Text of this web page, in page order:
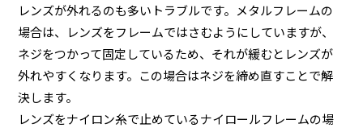
レンズが外れるのも多いトラブルです。メタルフレームの
場合は、レンズをフレームではさむようにしていますが、
ネジをつかって固定しているため、それが緩むとレンズが
外れやすくなります。この場合はネジを締め直すことで解
決します。
レンズをナイロン糸で止めているナイロールフレームの場